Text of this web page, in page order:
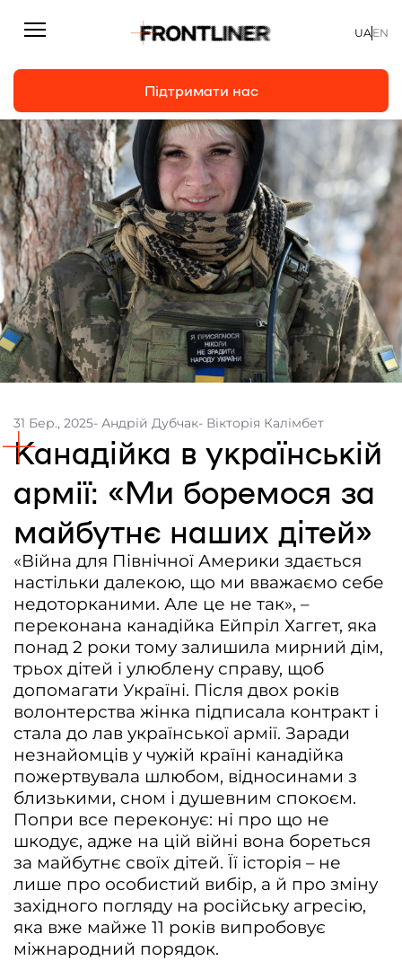
Репортажі
Статті
Інтерв’ю
Особисто
На часі
Про нас
Підтримати
Контакти
Співпраця
Медіакіт
Партнери проєкту та подяка
Редакційна політика | Копірайт
Підтримати нас
UAEN
Підтримати нас
31 Бер., 2025- Андрій Дубчак- Вікторія Калімбет
Канадійка в українській
армії: «Ми боремося за
майбутнє наших дітей»
«Війна для Північної Америки здається
настільки далекою, що ми вважаємо себе
недоторканими. Але це не так», –
переконана канадійка Ейпріл Хаггет, яка
понад 2 роки тому залишила мирний дім,
трьох дітей і улюблену справу, щоб
допомагати Україні. Після двох років
волонтерства жінка підписала контракт і
стала до лав української армії. Заради
незнайомців у чужій країні канадійка
пожертвувала шлюбом, відносинами з
близькими, сном і душевним спокоєм.
Попри все переконує: ні про що не
шкодує, адже на цій війні вона бореться
за майбутнє своїх дітей. Її історія – не
лише про особистий вибір, а й про зміну
західного погляду на російську агресію,
яка вже майже 11 років випробовує
міжнародний порядок.